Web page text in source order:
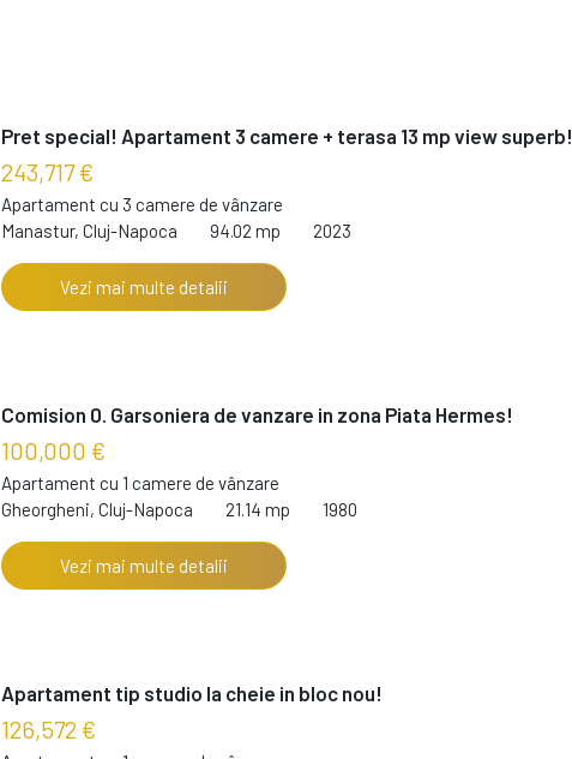
Pret special! Apartament 3 camere + terasa 13 mp view superb!
243,717 €
Apartament cu 3 camere de vânzare
Manastur, Cluj-Napoca
94.02 mp 2023
Vezi mai multe detalii
Comision 0. Garsoniera de vanzare in zona Piata Hermes!
100,000 €
Apartament cu 1 camere de vânzare
Gheorgheni, Cluj-Napoca
21.14 mp 1980
Vezi mai multe detalii
Apartament tip studio la cheie in bloc nou!
126,572 €